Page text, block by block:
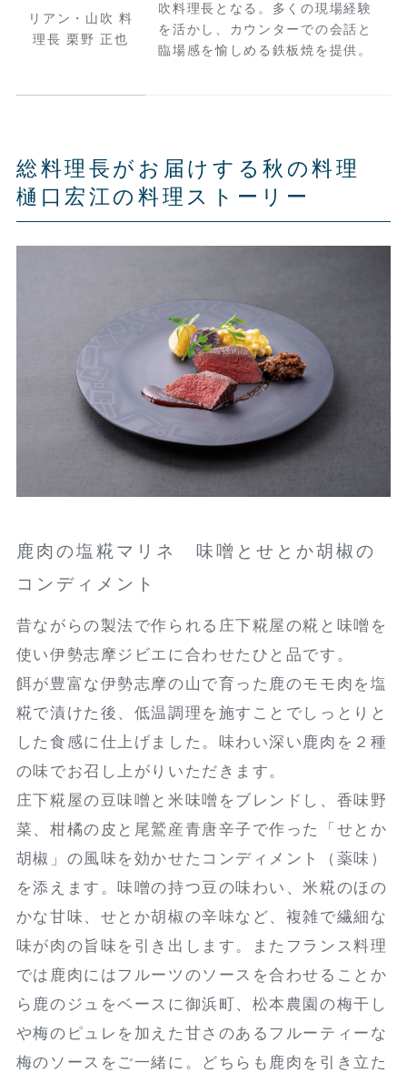
リアン・山吹 料
理長 栗野 正也
吹料理長となる。多くの現場経験
を活かし、カウンターでの会話と
臨場感を愉しめる鉄板焼を提供。
総料理長がお届けする秋の料理
樋口宏江の料理ストーリー
鹿肉の塩糀マリネ 味噌とせとか胡椒の
コンディメント
昔ながらの製法で作られる庄下糀屋の糀と味噌を
使い伊勢志摩ジビエに合わせたひと品です。
餌が豊富な伊勢志摩の山で育った鹿のモモ肉を塩
糀で漬けた後、低温調理を施すことでしっとりと
した食感に仕上げました。味わい深い鹿肉を２種
の味でお召し上がりいただきます。
庄下糀屋の豆味噌と米味噌をブレンドし、香味野
菜、柑橘の皮と尾鷲産青唐辛子で作った「せとか
胡椒」の風味を効かせたコンディメント（薬味）
を添えます。味噌の持つ豆の味わい、米糀のほの
かな甘味、せとか胡椒の辛味など、複雑で繊細な
味が肉の旨味を引き出します。またフランス料理
では鹿肉にはフルーツのソースを合わせることか
ら鹿のジュをベースに御浜町、松本農園の梅干し
や梅のピュレを加えた甘さのあるフルーティーな
梅のソースをご一緒に。どちらも鹿肉を引き立た